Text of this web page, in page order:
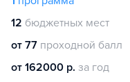
12 бюджетных мест
от 77 проходной балл
от 162000 р. за год